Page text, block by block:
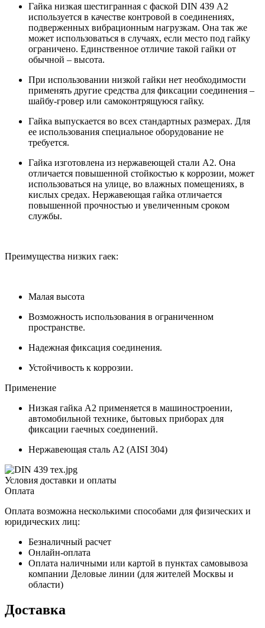
Гайка низкая шестигранная с фаской DIN 439 А2
используется в качестве контровой в соединениях,
подверженных вибрационным нагрузкам. Она так же
может использоваться в случаях, если место под гайку
ограничено. Единственное отличие такой гайки от
обычной – высота.
При использовании низкой гайки нет необходимости
применять другие средства для фиксации соединения –
шайбу-гровер или самоконтрящуюся гайку.
Гайка выпускается во всех стандартных размерах. Для
ее использования специальное оборудование не
требуется.
Гайка изготовлена из нержавеющей стали А2. Она
отличается повышенной стойкостью к коррозии, может
использоваться на улице, во влажных помещениях, в
кислых средах. Нержавеющая гайка отличается
повышенной прочностью и увеличенным сроком
службы.
Преимущества низких гаек:
Малая высота
Возможность использования в ограниченном
пространстве.
Надежная фиксация соединения.
Устойчивость к коррозии.
Применение
Низкая гайка А2 применяется в машиностроении,
автомобильной технике, бытовых приборах для
фиксации гаечных соединений.
Нержавеющая сталь A2 (AISI 304)
Условия доставки и оплаты
Оплата
Оплата возможна несколькими способами для физических и
юридических лиц:
Безналичный расчет
Онлайн-оплата
Оплата наличными или картой в пунктах самовывоза
компании Деловые линии (для жителей Москвы и
области)
Доставка